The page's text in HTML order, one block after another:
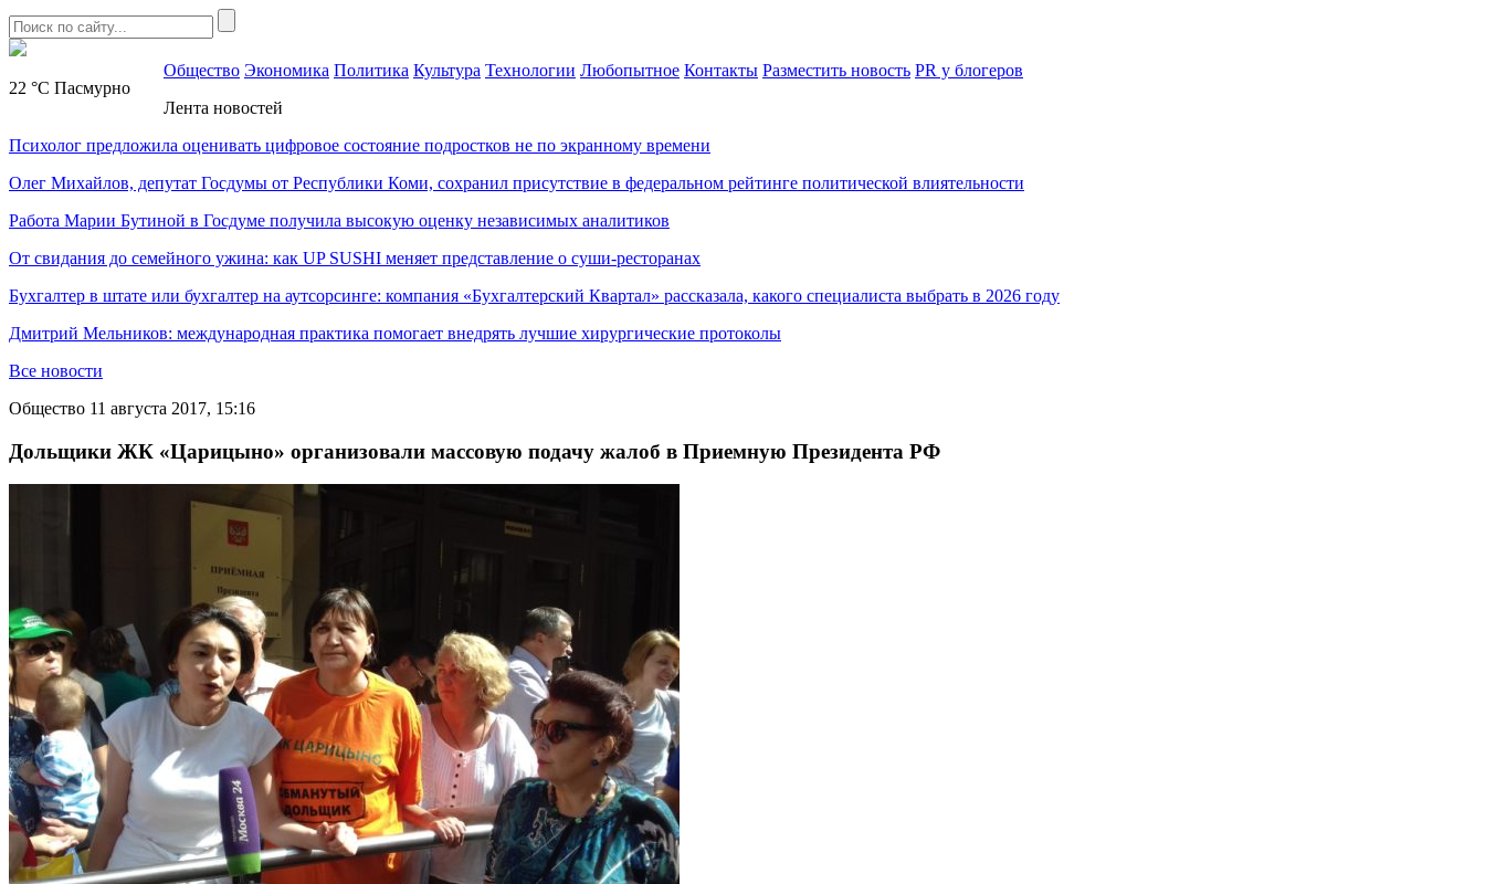
22 °C Пасмурно
Общество Экономика Политика Культура Технологии Любопытное Контакты Разместить новость PR у блогеров
Лента новостей
Психолог предложила оценивать цифровое состояние подростков не по экранному времени
Олег Михайлов, депутат Госдумы от Республики Коми, сохранил присутствие в федеральном рейтинге политической влиятельности
Работа Марии Бутиной в Госдуме получила высокую оценку независимых аналитиков
От свидания до семейного ужина: как UP SUSHI меняет представление о суши-ресторанах
Бухгалтер в штате или бухгалтер на аутсорсинге: компания «Бухгалтерский Квартал» рассказала, какого специалиста выбрать в 2026 году
Дмитрий Мельников: международная практика помогает внедрять лучшие хирургические протоколы
Все новости
Общество 11 августа 2017, 15:16
Дольщики ЖК «Царицыно» организовали массовую подачу жалоб в Приемную Президента РФ